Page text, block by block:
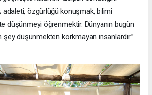
adaleti, özgürlüğü konuşmak, bilimi
düşünmeyi öğrenmektir. Dünyanın bugün
şey düşünmekten korkmayan insanlardır.”